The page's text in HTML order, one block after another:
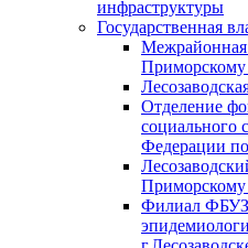
инфраструктуры
Государственная
Отделение
социального
Федерации
Филиал ФБУЗ